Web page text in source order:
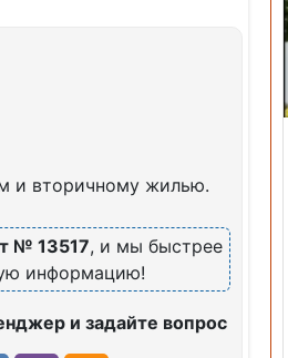
и вторичному жилью.
№ 13517, и мы быстрее
информацию!
и задайте вопрос